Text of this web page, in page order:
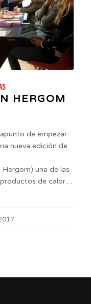
HERGOM
de empezar
nueva edición de
una de las
de calor…